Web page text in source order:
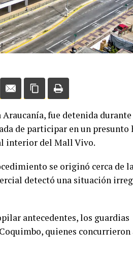
Araucanía, fue detenida
de participar en un presunto
interior del Mall Vivo.
se originó cerca de
detectó una situación
antecedentes, los guardias
quienes